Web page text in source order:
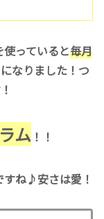
っていると毎月
なりました！つ
ム ！！
すね♪安さは愛！